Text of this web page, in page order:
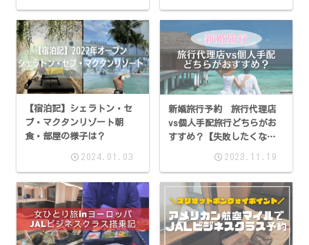
【宿泊記】シェラトン・セ
ブ・マクタンリゾート朝
食・部屋の様子は？
2024.01.03
新婚旅行予約 旅行代理店
vs個人手配旅行どちらがお
すすめ？【失敗したくな
2023.11.19